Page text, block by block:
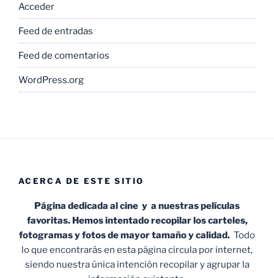
Acceder
Feed de entradas
Feed de comentarios
WordPress.org
ACERCA DE ESTE SITIO
Página dedicada al cine y a nuestras películas
favoritas. Hemos intentado recopilar los carteles,
fotogramas y fotos de mayor tamaño y calidad. Todo
lo que encontrarás en esta página circula por internet,
siendo nuestra única intención recopilar y agrupar la